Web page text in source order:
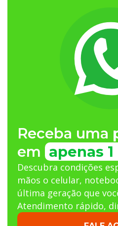
Receba uma
em apenas
Descubra condições
mãos o celular,
última geração que
Atendimento rápido,